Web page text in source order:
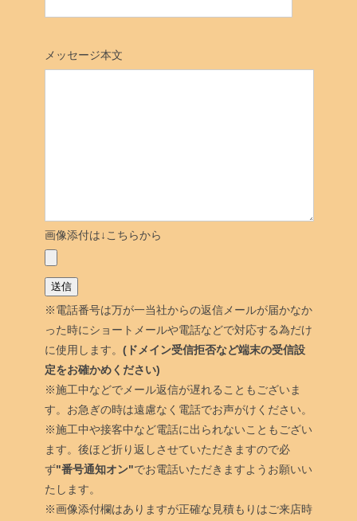
メッセージ本文
画像添付は↓こちらから
※電話番号は万が一当社からの返信メールが届かなか
った時にショートメールや電話などで対応する為だけ
に使用します。 (ドメイン受信拒否など端末の受信設
定をお確かめください)
※施工中などでメール返信が遅れることもございま
す。お急ぎの時は遠慮なく電話でお声がけください。
※施工中や接客中など電話に出られないこともござい
ます。後ほど折り返しさせていただきますので必
ず"番号通知オン"でお電話いただきますようお願いい
たします。
※画像添付欄はありますが正確な見積もりはご来店時